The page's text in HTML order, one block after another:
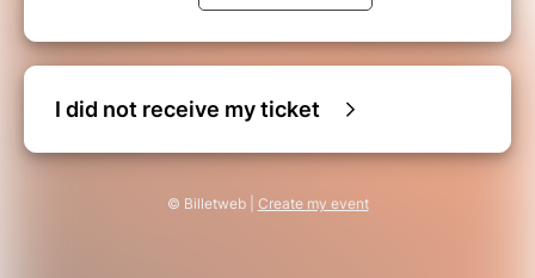
I did not receive my ticket
© Billetweb | Create my event